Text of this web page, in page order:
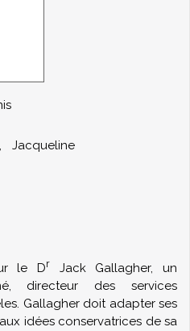
, Jacqueline
le Dr Jack Gallagher, un
directeur des services
Gallagher doit adapter ses
idées conservatrices de sa